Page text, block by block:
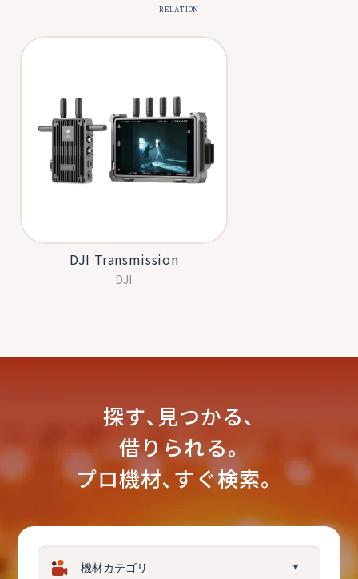
RELATION
DJI Transmission
DJI
探す､見つかる､
借りられる｡
プロ機材､すぐ検索。
▼